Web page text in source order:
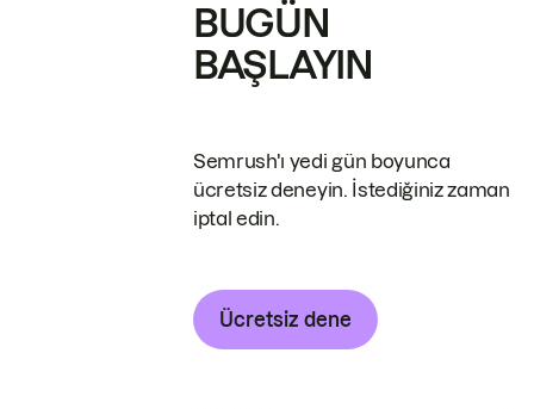
BUGÜN
BAŞLAYIN
Semrush'ı yedi gün boyunca
ücretsiz deneyin. İstediğiniz zaman
iptal edin.
Ücretsiz dene